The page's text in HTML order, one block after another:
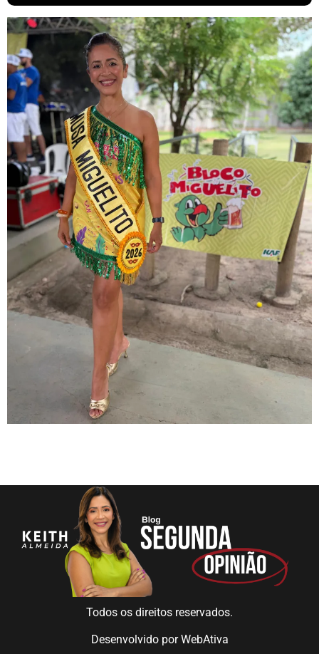
Todos os direitos reservados.
Desenvolvido porWebAtiva